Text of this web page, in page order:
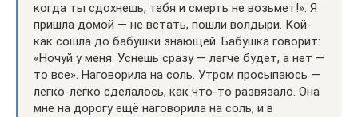
когда ты сдохнешь, тебя и смерть не возьмет!». Я
пришла домой — не встать, пошли волдыри. Кой-
как сошла до бабушки знающей. Бабушка говорит:
«Ночуй у меня. Уснешь сразу — легче будет, а нет —
то все». Наговорила на соль. Утром просыпаюсь —
легко-легко сделалось, как что-то развязало. Она
мне на дорогу ещё наговорила на соль, и в